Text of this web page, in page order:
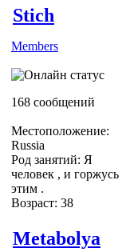
Stich
Members
168 сообщений
Местоположение:
Russia
Род занятий: Я
человек , и горжусь
этим .
Возраст: 38
Metabolya